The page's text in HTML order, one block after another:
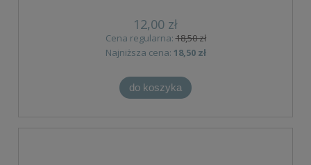
12,00 zł
Cena regularna:18,50 zł
Najniższa cena: 18,50 zł
do koszyka